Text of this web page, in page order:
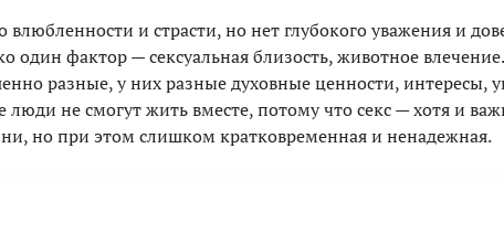
влюбленности и страсти, но нет глубокого уважения и
один фактор — сексуальная близость, животное
разные, у них разные духовные ценности, интересы,
не смогут жить вместе, потому что секс — хотя и
но при этом слишком кратковременная и ненадежная.